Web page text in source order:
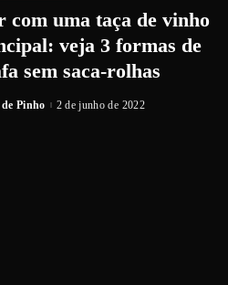
com uma taça de vinho
veja 3 formas de
sem saca-rolhas
Pinho 2 de junho de 2022